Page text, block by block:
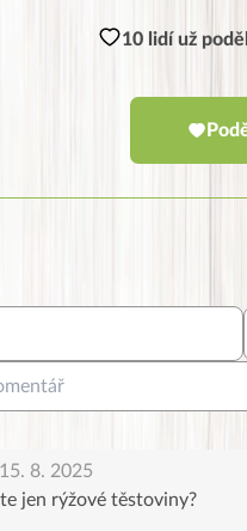
10 lidí už
15. 8. 2025
jen rýžové těstoviny?